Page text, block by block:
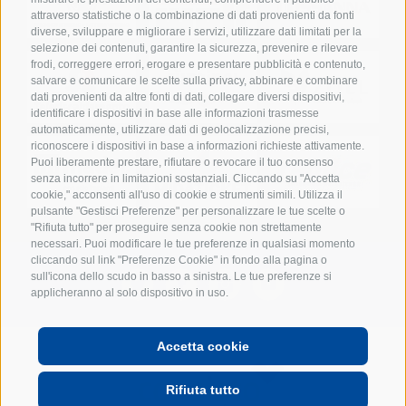
attraverso statistiche o la combinazione di dati provenienti da fonti
diverse, sviluppare e migliorare i servizi, utilizzare dati limitati per la
selezione dei contenuti, garantire la sicurezza, prevenire e rilevare
frodi, correggere errori, erogare e presentare pubblicità e contenuto,
salvare e comunicare le scelte sulla privacy, abbinare e combinare
dati provenienti da altre fonti di dati, collegare diversi dispositivi,
identificare i dispositivi in base alle informazioni trasmesse
automaticamente, utilizzare dati di geolocalizzazione precisi,
riconoscere i dispositivi in base a informazioni richieste attivamente.
Puoi liberamente prestare, rifiutare o revocare il tuo consenso
senza incorrere in limitazioni sostanziali. Cliccando su "Accetta
cookie," acconsenti all'uso di cookie e strumenti simili. Utilizza il
pulsante "Gestisci Preferenze" per personalizzare le tue scelte o
"Rifiuta tutto" per proseguire senza cookie non strettamente
necessari. Puoi modificare le tue preferenze in qualsiasi momento
cliccando sul link "Preferenze Cookie" in fondo alla pagina o
sull'icona dello scudo in basso a sinistra. Le tue preferenze si
applicheranno al solo dispositivo in uso.
Accetta cookie
Rifiuta tutto
POWERED BY